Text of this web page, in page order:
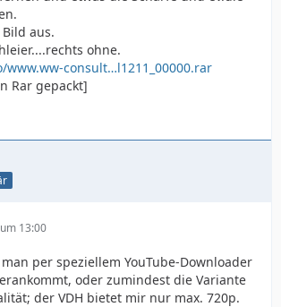
aus.
ohne.
consult…l1211_00000.rar
Rar gepackt]
13:00
per speziellem YouTube-Downloader
oder zumindest die Variante
der VDH bietet mir nur max. 720p.